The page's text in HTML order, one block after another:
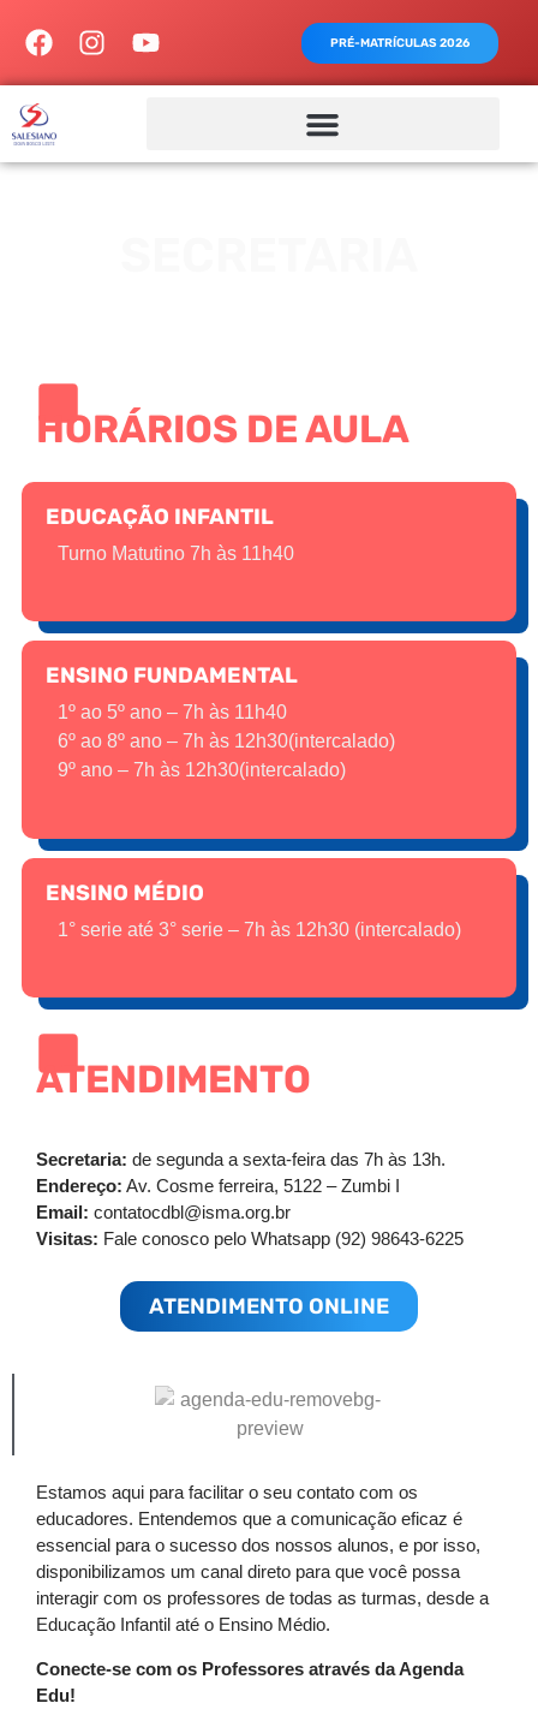
PRÉ-MATRÍCULAS 2026
HORÁRIOS DE AULA
EDUCAÇÃO INFANTIL
Turno Matutino 7h às 11h40
ENSINO FUNDAMENTAL
1º ao 5º ano – 7h às 11h40
6º ao 8º ano – 7h às 12h30(intercalado)
9º ano – 7h às 12h30(intercalado)
ENSINO MÉDIO
1° serie até 3° serie – 7h às 12h30 (intercalado)
ATENDIMENTO
Secretaria: de segunda a sexta-feira das 7h às 13h.
Endereço: Av. Cosme ferreira, 5122 – Zumbi I
Email: contatocdbl@isma.org.br
Visitas: Fale conosco pelo Whatsapp (92) 98643-6225
ATENDIMENTO ONLINE
Estamos aqui para facilitar o seu contato com os
educadores. Entendemos que a comunicação eficaz é
essencial para o sucesso dos nossos alunos, e por isso,
disponibilizamos um canal direto para que você possa
interagir com os professores de todas as turmas, desde a
Educação Infantil até o Ensino Médio.
Conecte-se com os Professores através da Agenda
Edu!